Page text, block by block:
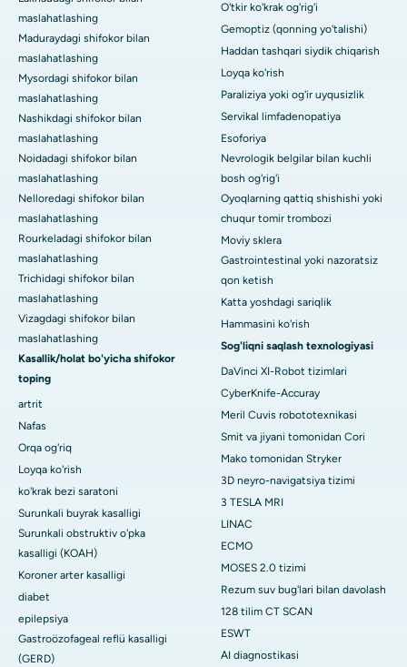
maslahatlashing
Maduraydagi shifokor bilan
maslahatlashing
Mysordagi shifokor bilan
maslahatlashing
Nashikdagi shifokor bilan
maslahatlashing
Noidadagi shifokor bilan
maslahatlashing
Nelloredagi shifokor bilan
maslahatlashing
Rourkeladagi shifokor bilan
maslahatlashing
Trichidagi shifokor bilan
maslahatlashing
Vizagdagi shifokor bilan
maslahatlashing
Kasallik/holat bo'yicha shifokor
toping
artrit
Nafas
Orqa og'riq
Loyqa ko'rish
ko'krak bezi saratoni
Surunkali buyrak kasalligi
Surunkali obstruktiv o'pka
kasalligi (KOAH)
Koroner arter kasalligi
diabet
epilepsiya
Gastroözofageal reflü kasalligi
(GERD)
O'tkir ko'krak og'rig'i
Gemoptiz (qonning yo'talishi)
Haddan tashqari siydik chiqarish
Loyqa ko'rish
Paraliziya yoki og'ir uyqusizlik
Servikal limfadenopatiya
Esoforiya
Nevrologik belgilar bilan kuchli
bosh og'rig'i
Oyoqlarning qattiq shishishi yoki
chuqur tomir trombozi
Moviy sklera
Gastrointestinal yoki nazoratsiz
qon ketish
Katta yoshdagi sariqlik
Hammasini ko'rish
Sog'liqni saqlash texnologiyasi
DaVinci XI-Robot tizimlari
CyberKnife-Accuray
Meril Cuvis robototexnikasi
Smit va jiyani tomonidan Cori
Mako tomonidan Stryker
3D neyro-navigatsiya tizimi
3 TESLA MRI
LINAC
ECMO
MOSES 2.0 tizimi
Rezum suv bug'lari bilan davolash
128 tilim CT SCAN
ESWT
AI diagnostikasi